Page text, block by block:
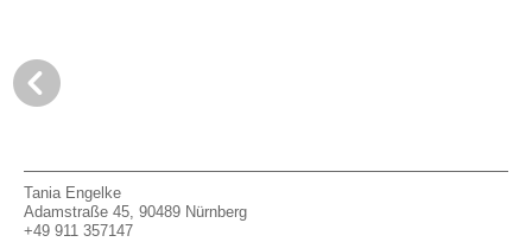
Tania Engelke
Adamstraße 45, 90489 Nürnberg
+49 911 357147